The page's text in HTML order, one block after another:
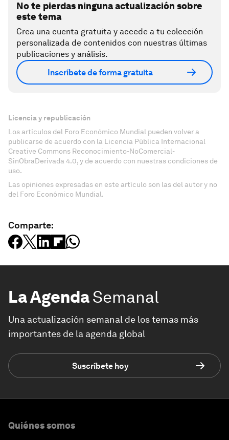
No te pierdas ninguna actualización sobre
este tema
Crea una cuenta gratuita y accede a tu colección
personalizada de contenidos con nuestras últimas
publicaciones y análisis.
Inscríbete de forma gratuita
Licencia y republicación
Los artículos del Foro Económico Mundial pueden volver a
publicarse de acuerdo con la Licencia Pública Internacional
Creative Commons Reconocimiento-NoComercial-
SinObraDerivada 4.0, y de acuerdo con nuestras condiciones de
uso.
Las opiniones expresadas en este artículo son las del autor y no
del Foro Económico Mundial.
Comparte:
La AgendaSemanal
Una actualización semanal de los temas más
importantes de la agenda global
Suscríbete hoy
Quiénes somos